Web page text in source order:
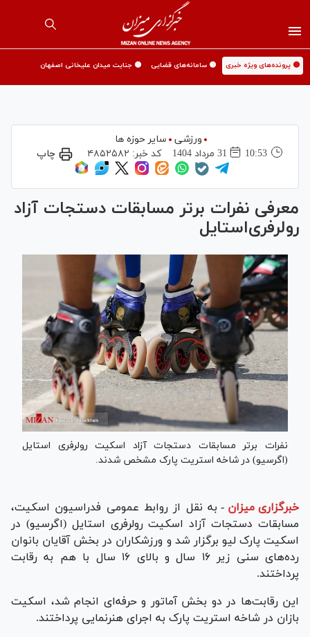
🟡 پرونده‌های ویژه خبری 🟡 سامانه‌های قضایی 🟡 جنایت میدان علیخانی اصفهان
ورزشی
سایر حوزه ها
10:53
31 مرداد 1404 کد خبر: ۴۸۵۲۵۸۲ چاپ
معرفی نفرات برتر مسابقات دستجات آزاد
رولرفری‌استایل
نفرات برتر مسابقات دستجات آزاد اسکیت رولرفری استایل
(اگرسیو) در شاخه استریت پارک مشخص شدند.
خبرگزاری میزان - به نقل از روابط عمومی فدراسیون اسکیت،
مسابقات دستجات آزاد اسکیت رولرفری استایل (اگرسیو) در
اسکیت پارک لیو برگزار شد و ورزشکاران در بخش آقایان بانوان
رده‌های سنی زیر ۱۶ سال و بالای ۱۶ سال با هم به رقابت
پرداختند.
این رقابت‌ها در دو بخش آماتور و حرفه‌ای انجام شد، اسکیت
بازان در شاخه استریت پارک به اجرای هنرنمایی پرداختند.